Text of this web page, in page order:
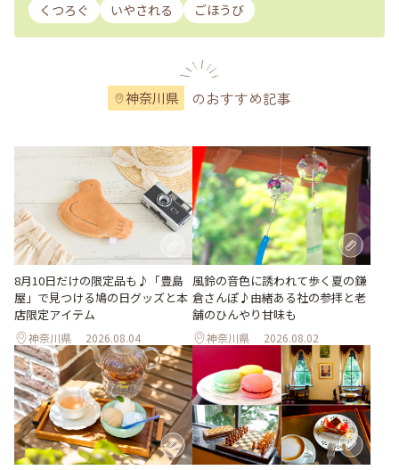
くつろぐ
いやされる ごほうび
神奈川県 のおすすめ記事
8月10日だけの限定品も♪「豊島
屋」で見つける鳩の日グッズと本
店限定アイテム
神奈川県 2026.08.04
風鈴の音色に誘われて歩く夏の鎌
倉さんぽ♪由緒ある社の参拝と老
舗のひんやり甘味も
神奈川県 2026.08.02